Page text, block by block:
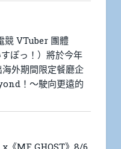
競 VTuber 團體
ぽっ！）將於今年
外期間限定餐廳企
！～駛向更遠的
x《MF GHOST》8/6